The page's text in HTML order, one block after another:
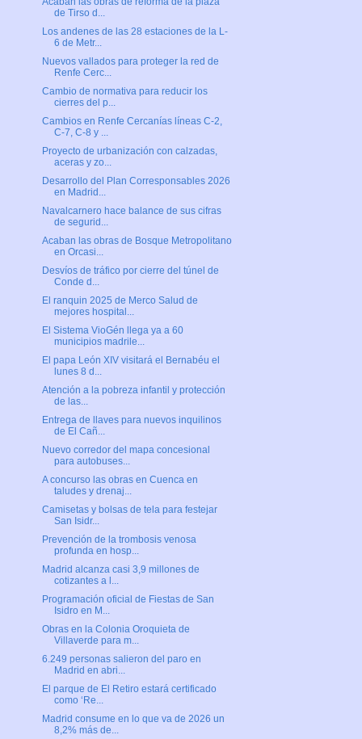
de Tirso d...
Los andenes de las 28 estaciones de la L-
6 de Metr...
Nuevos vallados para proteger la red de
Renfe Cerc...
Cambio de normativa para reducir los
cierres del p...
Cambios en Renfe Cercanías líneas C-2,
C-7, C-8 y ...
Proyecto de urbanización con calzadas,
aceras y zo...
Desarrollo del Plan Corresponsables 2026
en Madrid...
Navalcarnero hace balance de sus cifras
de segurid...
Acaban las obras de Bosque Metropolitano
en Orcasi...
Desvíos de tráfico por cierre del túnel de
Conde d...
El ranquin 2025 de Merco Salud de
mejores hospital...
El Sistema VioGén llega ya a 60
municipios madrile...
El papa León XIV visitará el Bernabéu el
lunes 8 d...
Atención a la pobreza infantil y protección
de las...
Entrega de llaves para nuevos inquilinos
de El Cañ...
Nuevo corredor del mapa concesional
para autobuses...
A concurso las obras en Cuenca en
taludes y drenaj...
Camisetas y bolsas de tela para festejar
San Isidr...
Prevención de la trombosis venosa
profunda en hosp...
Madrid alcanza casi 3,9 millones de
cotizantes a l...
Programación oficial de Fiestas de San
Isidro en M...
Obras en la Colonia Oroquieta de
Villaverde para m...
6.249 personas salieron del paro en
Madrid en abri...
El parque de El Retiro estará certificado
como ‘Re...
Madrid consume en lo que va de 2026 un
8,2% más de...